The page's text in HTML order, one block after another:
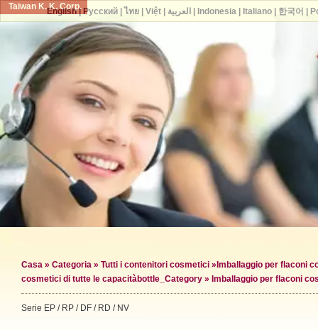
Taiwan K. K. Corp.
Casa » Categoria » Tutti i contenitori cosmetici » Imballaggio per flaconi
cosmetici di tutte le capacitàbottle_Category » Imballaggio per flaconi
Serie EP / RP / DF / RD / NV
English| Русский| ไทย| Việt| العربية Indonesia| Italiano| 한국어